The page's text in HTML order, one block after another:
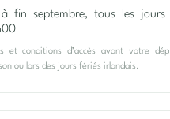
fin septembre, tous les jours
et conditions d’accès avant votre
ou lors des jours fériés irlandais.